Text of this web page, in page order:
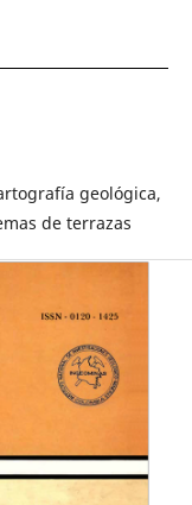
geológica,
de terrazas